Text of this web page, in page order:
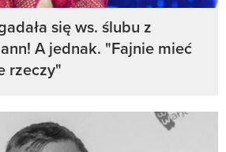
się ws. ślubu z
A jednak. "Fajnie mieć
rzeczy"